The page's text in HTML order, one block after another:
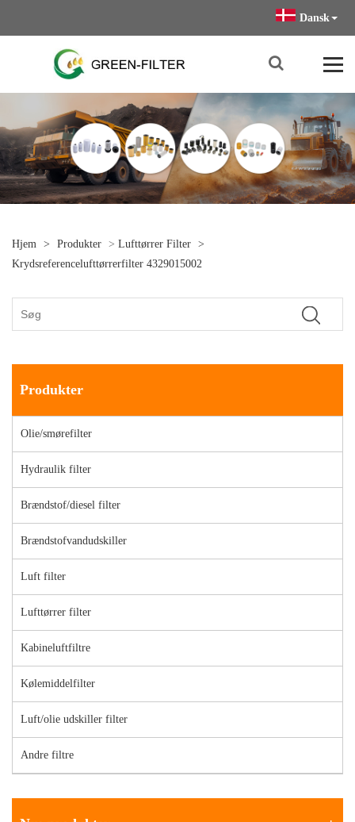
Dansk
Hjem > Produkter > Lufttørrer Filter >
Krydsreferencelufttørrerfilter 4329015002
Produkter
Olie/smørefilter
Hydraulik filter
Brændstof/diesel filter
Brændstofvandudskiller
Luft filter
Lufttørrer filter
Kabineluftfiltre
Kølemiddelfilter
Luft/olie udskiller filter
Andre filtre